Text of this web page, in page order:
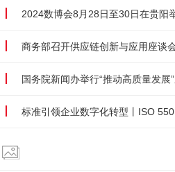
2024数博会8月28日至30日在贵阳举办 一批重要
商务部召开供应链创新与应用座谈会，66云
国务院新闻办举行“推动高质量发展”系列主题发布会（
标准引领企业数字化转型丨ISO 55013数据资产管